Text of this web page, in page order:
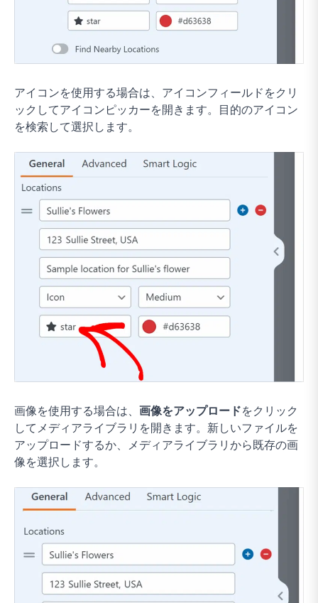
アイコンを使用する場合は、アイコンフィールドをクリ
ックしてアイコンピッカーを開きます。目的のアイコン
を検索して選択します。
画像を使用する場合は、 画像をアップロードをクリック
してメディアライブラリを開きます。新しいファイルを
アップロードするか、メディアライブラリから既存の画
像を選択します。